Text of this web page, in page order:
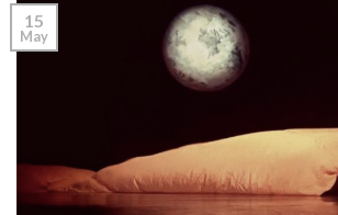
15
May